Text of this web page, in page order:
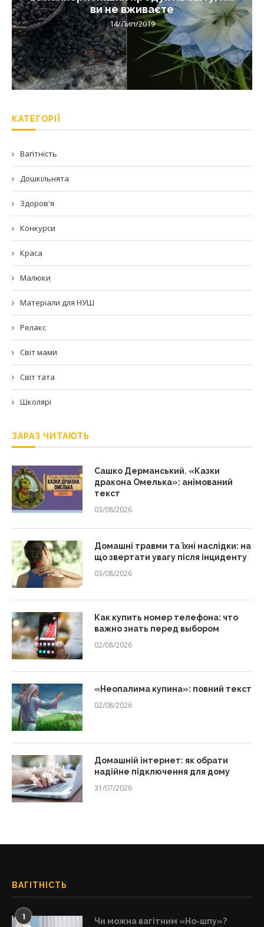
ви не вживаєте
14/Лип/2019
КАТЕГОРІЇ
Вагітність
Дошкільнята
Здоров'я
Конкурси
Краса
Малюки
Матеріали для НУШ
Релакс
Світ мами
Світ тата
Школярі
ЗАРАЗ ЧИТАЮТЬ
Сашко Дерманський. «Казки
дракона Омелька»: анімований
текст
03/08/2026
Домашні травми та їхні наслідки: на
що звертати увагу після інциденту
03/08/2026
Как купить номер телефона: что
важно знать перед выбором
02/08/2026
«Неопалима купина»: повний текст
02/08/2026
Домашній інтернет: як обрати
надійне підключення для дому
31/07/2026
ВАГІТНІСТЬ
1 Чи можна вагітним «Но-шпу»?